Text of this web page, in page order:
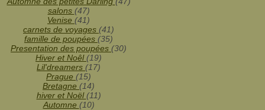
Janvier(31)
salons (47)
Venise (41)
carnets de voyages (41)
famille de poupées (35)
Presentation des poupées (30)
Hiver et Noêl(19)
Lil'dreamers (17)
Prague (15)
Bretagne (14)
hiver et Noël(11)
Automne (10)